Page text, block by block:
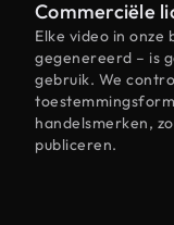
Commerciële
Elke video in
gegenereerd – is
gebruik. We
handelsmerken,
publiceren.